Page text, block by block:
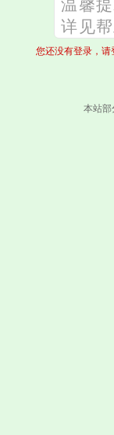
您还没有登录，请
本站